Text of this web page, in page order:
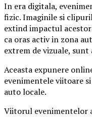
In era digitala,
fizic. Imaginile si
extind impactul
ca oras activ in zona
extrem de vizuale,
Aceasta expunere
evenimentele viitoare
auto locale.
Viitorul evenimentelor